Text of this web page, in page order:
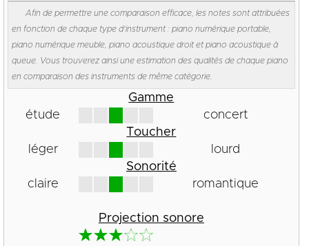
Afin de permettre une comparaison efficace, les notes sont attribuées
en fonction de chaque type d'instrument : piano numérique portable,
piano numérique meuble, piano acoustique droit et piano acoustique à
queue. Vous trouverez ainsi une estimation des qualités de chaque piano
en comparaison des instruments de même catégorie.
Gamme
étude
concert
Toucher
léger
lourd
Sonorité
claire
romantique
Projection sonore